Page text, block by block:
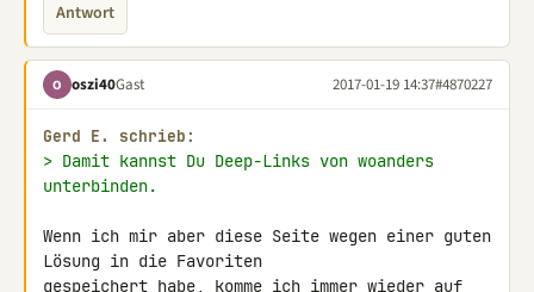
Antwort
O oszi40Gast 2017-01-19 14:37#4870227
Gerd E. schrieb:
> Damit kannst Du Deep-Links von woanders
unterbinden.
Wenn ich mir aber diese Seite wegen einer guten
Lösung in die Favoriten
gespeichert habe, komme ich immer wieder auf